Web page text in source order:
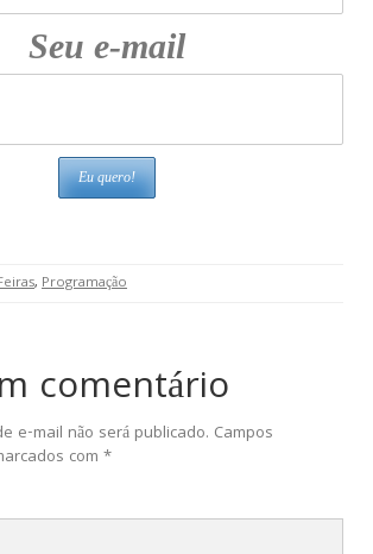
Seu e-mail
, Programação
comentário
e-mail não será publicado. Campos
com *